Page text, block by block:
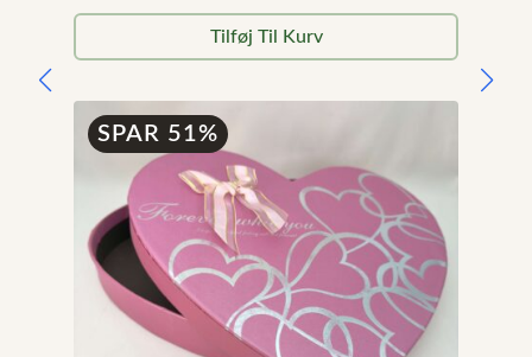
oprindelige
pris
99,00 kr..
aktuelle
pris
49,00 kr..
Tilføj Til Kurv
SPAR 51%